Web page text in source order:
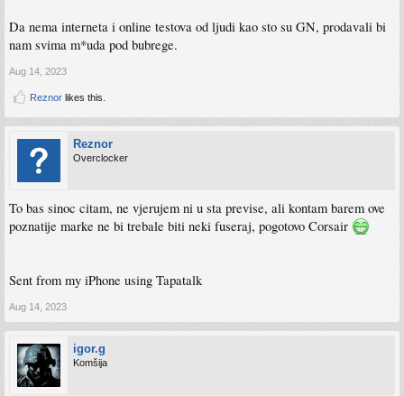
Da nema interneta i online testova od ljudi kao sto su GN, prodavali bi
nam svima m*uda pod bubrege.
Aug 14, 2023
Reznor likes this.
Reznor
Overclocker
To bas sinoc citam, ne vjerujem ni u sta previse, ali kontam barem ove
poznatije marke ne bi trebale biti neki fuseraj, pogotovo Corsair
Sent from my iPhone using Tapatalk
Aug 14, 2023
igor.g
Komšija